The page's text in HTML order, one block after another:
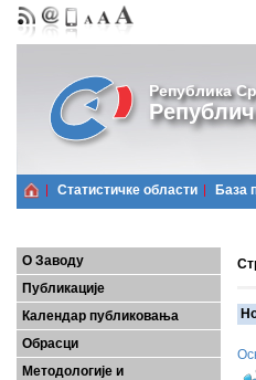
Република
Статистичке области Базa
О Заводу
Публикације
Календар публиковања
Обрасци
Методологије и